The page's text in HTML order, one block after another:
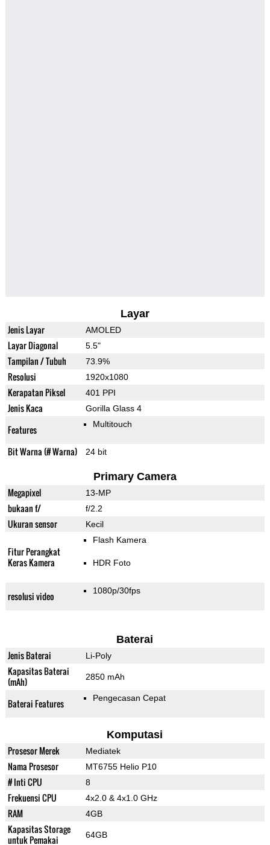
Layar
Jenis Layar AMOLED
Layar Diagonal 5.5"
Tampilan / Tubuh 73.9%
Resolusi 1920x1080
Kerapatan Piksel 401 PPI
Jenis Kaca Gorilla Glass 4
Features Multitouch
Bit Warna (# Warna) 24 bit
Primary Camera
Megapixel 13-MP
bukaan f/ f/2.2
Ukuran sensor Kecil
Fitur Perangkat
Keras Kamera
Flash Kamera
HDR Foto
resolusi video 1080p/30fps
Baterai
Jenis Baterai Li-Poly
Kapasitas Baterai
(mAh)
2850 mAh
Baterai Features Pengecasan Cepat
Komputasi
Prosesor Merek Mediatek
Nama Prosesor MT6755 Helio P10
# Inti CPU 8
Frekuensi CPU 4x2.0 & 4x1.0 GHz
RAM 4GB
Kapasitas Storage
untuk Pemakai
64GB